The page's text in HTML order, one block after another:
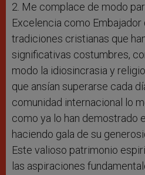
2. Me complace de modo
Excelencia como Embajador
tradiciones cristianas que
significativas costumbres,
modo la idiosincrasia y
que ansían superarse cada
comunidad internacional lo
como ya lo han demostrado
haciendo gala de su
Este valioso patrimonio
las aspiraciones